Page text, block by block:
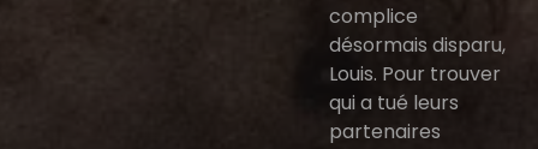
complice
désormais disparu,
Louis. Pour trouver
qui a tué leurs
partenaires